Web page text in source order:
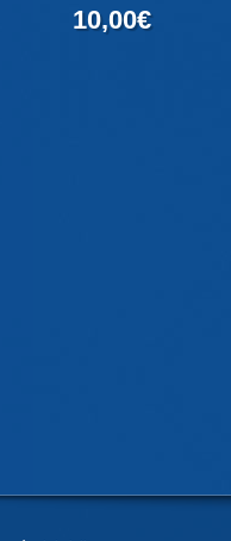
10,00€